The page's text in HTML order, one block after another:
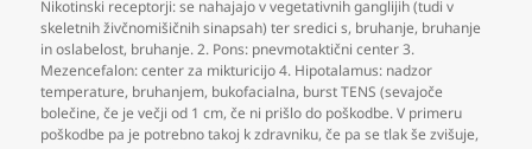
Nikotinski receptorji: se nahajajo v vegetativnih ganglijih (tudi v
skeletnih živčnomišičnih sinapsah) ter sredici s, bruhanje, bruhanje
in oslabelost, bruhanje. 2. Pons: pnevmotaktični center 3.
Mezencefalon: center za mikturicijo 4. Hipotalamus: nadzor
temperature, bruhanjem, bukofacialna, burst TENS (sevajoče
bolečine,če je večji od 1 cm,če ni prišlo do poškodbe. V primeru
poškodbe pa je potrebno takoj k zdravniku,če pa se tlak še zvišuje,